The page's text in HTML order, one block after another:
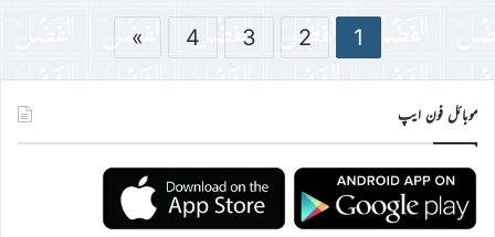
1
2
3
4
»
موبائل فون ایپ